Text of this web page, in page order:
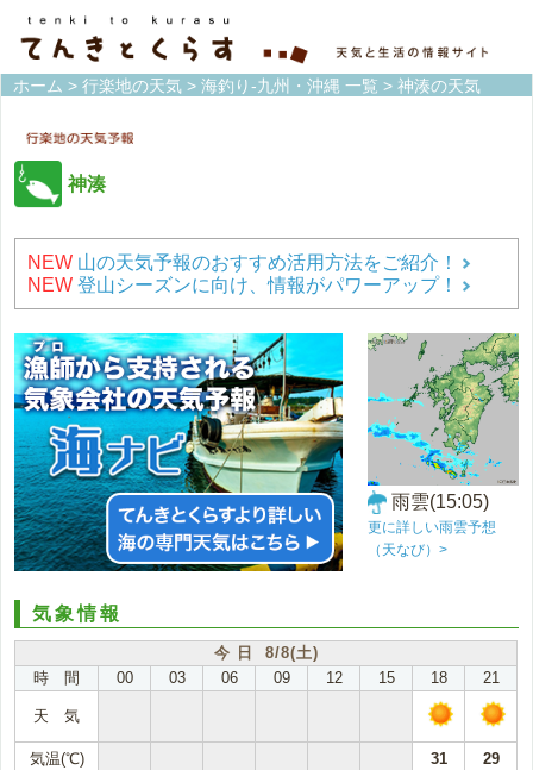
ホーム > 行楽地の天気 > 海釣り-九州・沖縄 一覧 > 神湊の天気
神湊
NEW 山の天気予報のおすすめ活用方法をご紹介！
NEW 登山シーズンに向け、情報がパワーアップ！
雨雲(15:05)
更に詳しい雨雲予想
（天なび）>
気象情報
今 日 8/8(土)
時 間
00 03 06 09 12 15 18 21
天 気
気温(℃) 31
29